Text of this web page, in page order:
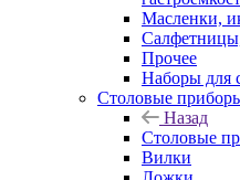
Масленки,
Прочее
Наборы для
Столовые
Назад
Столовые
Вилки